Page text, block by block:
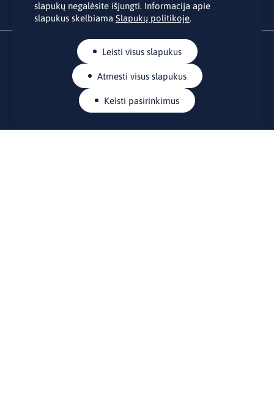
slapukų negalėsite išjungti. Informacija apie
slapukus skelbiama Slapukų politikoje.
Leisti visus slapukus
Atmesti visus slapukus
Keisti pasirinkimus